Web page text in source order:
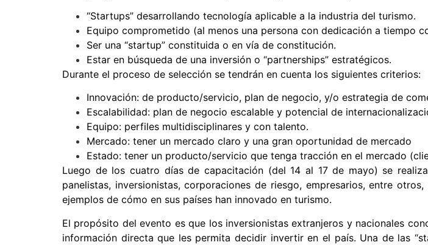
“Startups” desarrollando tecnología aplicable a la industria del turismo.
Equipo comprometido (al menos una persona con dedicación a tiempo
Ser una “startup” constituida o en vía de constitución.
Estar en búsqueda de una inversión o “partnerships” estratégicos.
Durante el proceso de selección se tendrán en cuenta los siguientes criterios:
Innovación: de producto/servicio, plan de negocio, y/o estrategia de
Escalabilidad: plan de negocio escalable y potencial de
Equipo: perfiles multidisciplinares y con talento.
Mercado: tener un mercado claro y una gran oportunidad de mercado
Estado: tener un producto/servicio que tenga tracción en el mercado
Luego de los cuatro días de capacitación (del 14 al 17 de mayo) se
panelistas, inversionistas, corporaciones de riesgo, empresarios, entre
ejemplos de cómo en sus países han innovado en turismo.
El propósito del evento es que los inversionistas extranjeros y nacionales
información directa que les permita decidir invertir en el país. Una de las